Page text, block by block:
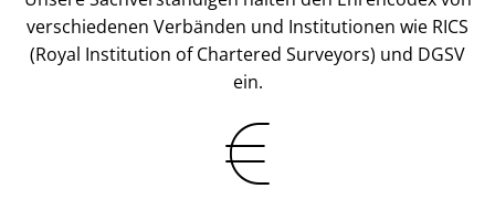
verschiedenen Verbänden und Institutionen wie RICS
(Royal Institution of Chartered Surveyors) und DGSV
ein.